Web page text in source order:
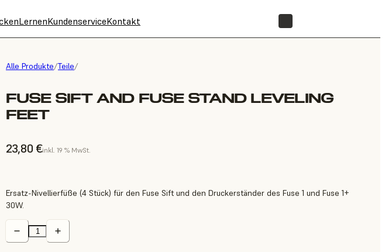
LernenKundenserviceKontakt
Alle Produkte/Teile/
FUSE SIFT AND FUSE STAND LEVELING
FEET
23,80 €inkl. 19 % MwSt.
Ersatz-Nivellierfüße (4 Stück) für den Fuse Sift und den Druckerständer des Fuse 1 und Fuse 1+
30W.